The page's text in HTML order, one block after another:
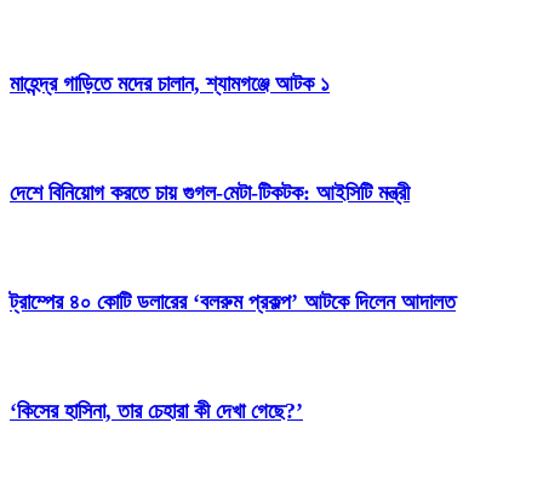
মাহেন্দ্র গাড়িতে মদের চালান, শ্যামগঞ্জে আটক ১
দেশে বিনিয়োগ করতে চায় গুগল-মেটা-টিকটক: আইসিটি মন্ত্রী
ট্রাম্পের ৪০ কোটি ডলারের ‘বলরুম প্রকল্প’ আটকে দিলেন আদালত
‘কিসের হাসিনা, তার চেহারা কী দেখা গেছে?’